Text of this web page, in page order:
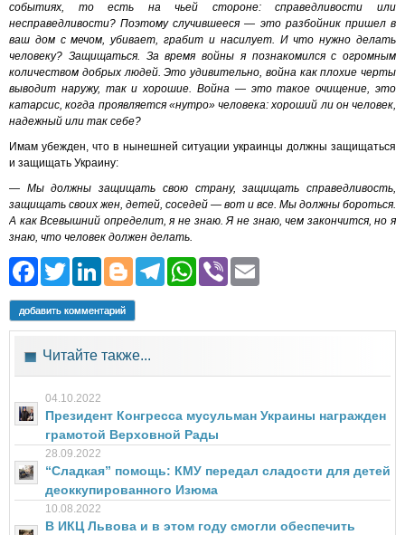
событиях, то есть на чьей стороне: справедливости или
несправедливости? Поэтому случившееся — это разбойник пришел в
ваш дом с мечом, убивает, грабит и насилует. И что нужно делать
человеку? Защищаться. За время войны я познакомился с огромным
количеством добрых людей. Это удивительно, война как плохие черты
выводит наружу, так и хорошие. Война — это такое очищение, это
катарсис, когда проявляется «нутро» человека: хороший ли он человек,
надежный или так себе?
Имам убежден, что в нынешней ситуации украинцы должны защищаться
и защищать Украину:
— Мы должны защищать свою страну, защищать справедливость,
защищать своих жен, детей, соседей — вот и все. Мы должны бороться.
А как Всевышний определит, я не знаю. Я не знаю, чем закончится, но я
знаю, что человек должен делать.
Facebook
Twitter
LinkedIn
Blogger
Telegram
WhatsApp
Viber
добавить комментарий
Читайте также...
04.10.2022
Президент Конгресса мусульман Украины награжден
грамотой Верховной Рады
28.09.2022
“Сладкая” помощь: КМУ передал сладости для детей
деоккупированного Изюма
10.08.2022
В ИКЦ Львова и в этом году смогли обеспечить